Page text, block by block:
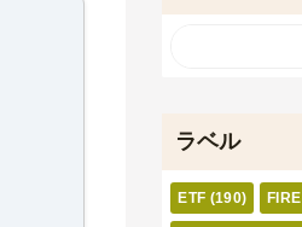
ラベル
ETF (190) FIRE